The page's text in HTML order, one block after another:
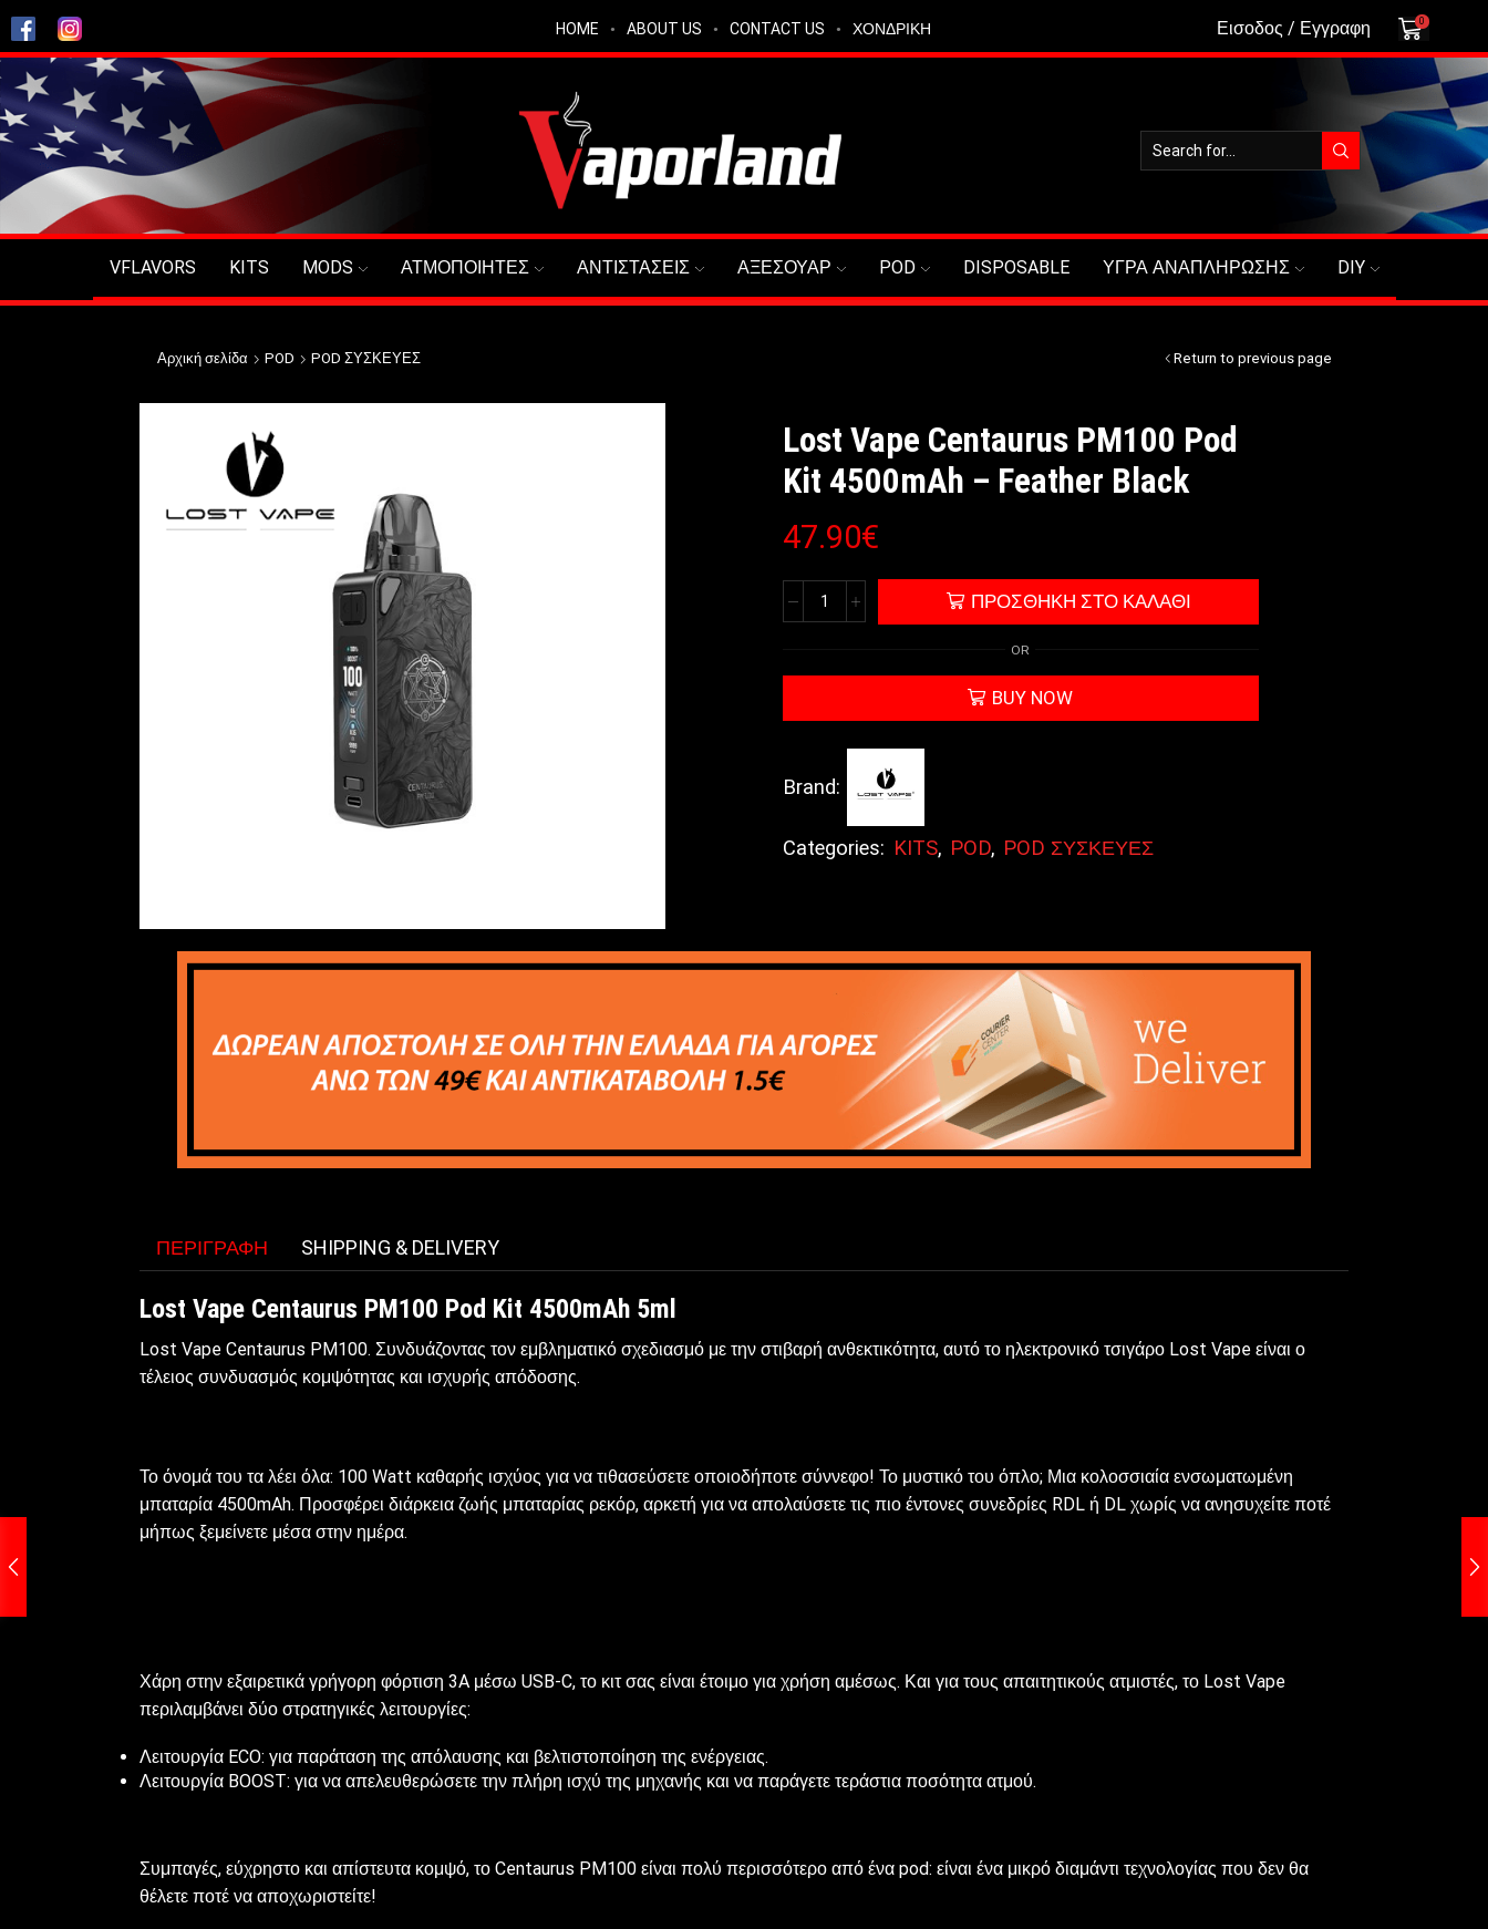
HOME ABOUT US CONTACT US ΧΟΝΔΡΙΚΗ Εισοδος / Εγγραφη 0
VFLAVORS KITS MODS ΑΤΜΟΠΟΙΗΤΕΣ ΑΝΤΙΣΤΑΣΕΙΣ ΑΞΕΣΟΥΑΡ POD DISPOSABLE ΥΓΡΑ ΑΝΑΠΛΗΡΩΣΗΣ DIY
Αρχική σελίδα POD POD ΣΥΣΚΕΥΕΣ Return to previous page
Lost Vape Centaurus PM100 Pod
Kit 4500mAh – Feather Black
47.90€
ΠΡΟΣΘΉΚΗ ΣΤΟ ΚΑΛΆΘΙ
OR
BUY NOW
Brand:
Categories: KITS, POD, POD ΣΥΣΚΕΥΕΣ
ΠΕΡΙΓΡΑΦΉ SHIPPING & DELIVERY
Lost Vape Centaurus PM100 Pod Kit 4500mAh 5ml
Lost Vape Centaurus PM100. Συνδυάζοντας τον εμβληματικό σχεδιασμό με την στιβαρή ανθεκτικότητα, αυτό το ηλεκτρονικό τσιγάρο Lost Vape είναι ο
τέλειος συνδυασμός κομψότητας και ισχυρής απόδοσης.
Το όνομά του τα λέει όλα: 100 Watt καθαρής ισχύος για να τιθασεύσετε οποιοδήποτε σύννεφο! Το μυστικό του όπλο; Μια κολοσσιαία ενσωματωμένη
μπαταρία 4500mAh. Προσφέρει διάρκεια ζωής μπαταρίας ρεκόρ, αρκετή για να απολαύσετε τις πιο έντονες συνεδρίες RDL ή DL χωρίς να ανησυχείτε ποτέ
μήπως ξεμείνετε μέσα στην ημέρα.
Χάρη στην εξαιρετικά γρήγορη φόρτιση 3A μέσω USB-C, το κιτ σας είναι έτοιμο για χρήση αμέσως. Και για τους απαιτητικούς ατμιστές, το Lost Vape
περιλαμβάνει δύο στρατηγικές λειτουργίες:
Λειτουργία ECO: για παράταση της απόλαυσης και βελτιστοποίηση της ενέργειας.
Λειτουργία BOOST: για να απελευθερώσετε την πλήρη ισχύ της μηχανής και να παράγετε τεράστια ποσότητα ατμού.
Συμπαγές, εύχρηστο και απίστευτα κομψό, το Centaurus PM100 είναι πολύ περισσότερο από ένα pod: είναι ένα μικρό διαμάντι τεχνολογίας που δεν θα
θέλετε ποτέ να αποχωριστείτε!